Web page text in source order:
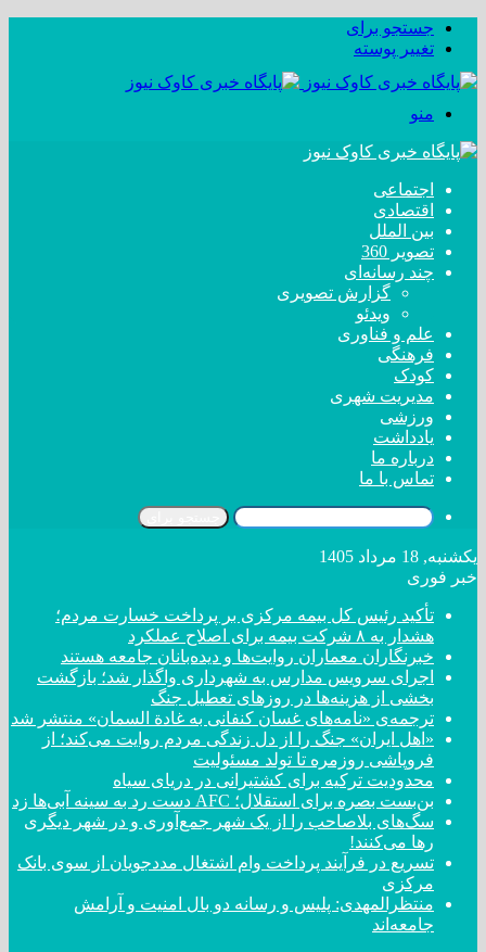
جستجو برای
تغییر پوسته
منو
اجتماعی
اقتصادی
بین الملل
تصویر 360
چند رسانه‌ای
گزارش تصویری
ویدئو
علم و فناوری
فرهنگی
کودک
مدیریت شهری
ورزشی
یادداشت
درباره ما
تماس با ما
یکشنبه, 18 مرداد 1405
خبر فوری
تأکید رئیس کل بیمه مرکزی بر پرداخت خسارت مردم؛
هشدار به ۸ شرکت‌ بیمه برای اصلاح عملکرد
خبرنگاران معماران روایت‌ها و دیده‌بانان جامعه هستند
اجرای سرویس مدارس به شهرداری واگذار شد؛ بازگشت
بخشی از هزینه‌ها در روزهای تعطیل جنگ
ترجمه‌ی «نامه‌های غسان کنفانی به غادة السمان» منتشر شد
«اهل ایران» جنگ را از دل زندگی مردم روایت می‌کند؛ از
فروپاشی روزمره تا تولد مسئولیت
محدودیت ترکیه برای کشتیرانی در دریای سیاه
بن‌بست بصره برای استقلال؛ AFC دست رد به سینه آبی‌ها زد
سگ‌های بلاصاحب را از یک شهر جمع‌آوری و در شهر دیگری
رها می‌کنند!
تسریع در فرآیند پرداخت وام اشتغال مددجویان از سوی بانک
مرکزی
منتظرالمهدی: پلیس و رسانه دو بال امنیت و آرامش
جامعه‌اند